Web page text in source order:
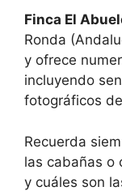
Finca El
Ronda
y ofrece
incluyendo
fotográficos
Recuerda
las cabañas o
y cuáles son